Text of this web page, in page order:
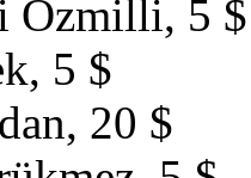
Özmilli, 5 $
5 $
20 $